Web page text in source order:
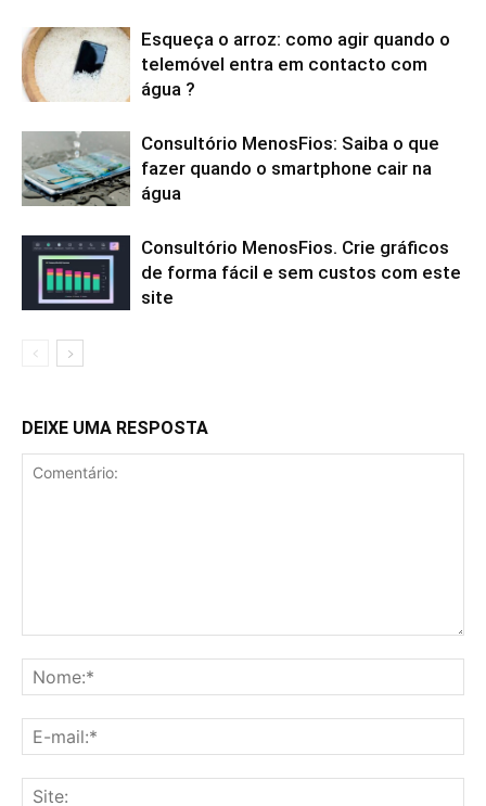
Esqueça o arroz: como agir quando o
telemóvel entra em contacto com
água ?
Consultório MenosFios: Saiba o que
fazer quando o smartphone cair na
água
Consultório MenosFios. Crie gráficos
de forma fácil e sem custos com este
site
DEIXE UMA RESPOSTA